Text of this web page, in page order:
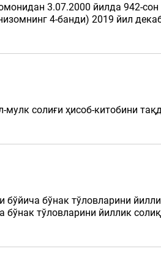
3.07.2000 йилда 942-сон
4-банди) 2019 йил
солиғи ҳисоб-китобини
бўнак тўловларини
тўловларини йиллик